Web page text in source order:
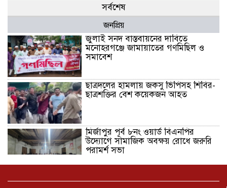
সর্বশেষ
জনপ্রিয়
জুলাই সনদ বাস্তবায়নের দাবিতে
মনোহরগঞ্জে জামায়াতের গণমিছিল ও
সমাবেশ
ছাত্রদলের হামলায় জকসু ভিপিসহ শিবির-
ছাত্রশক্তির বেশ কয়েকজন আহত
মির্জাপুর পূর্ব ৮নং ওয়ার্ড বিএনপির
উদ্যোগে সামাজিক অবক্ষয় রোধে জরুরি
পরামর্শ সভা
ভ্রমণ কাহিনী: পদ্মা পারে আনন্দ ভ্রমণ –